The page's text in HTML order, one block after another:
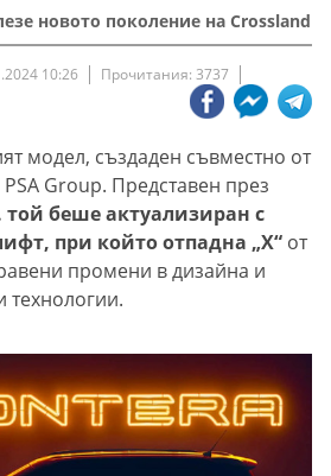
новото поколение на Crossland
10:26 Прочитания: 3737
модел, създаден съвместно от
Group. Представен през
той беше актуализиран с
при който отпадна „Х“ от
промени в дизайна и
технологии.